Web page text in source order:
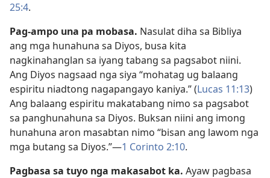
25:4.
Pag-ampo una pa mobasa. Nasulat diha sa Bibliya
ang mga hunahuna sa Diyos, busa kita
nagkinahanglan sa iyang tabang sa pagsabot niini.
Ang Diyos nagsaad nga siya “mohatag ug balaang
espiritu niadtong nagapangayo kaniya.” (Lucas 11:13)
Ang balaang espiritu makatabang nimo sa pagsabot
sa panghunahuna sa Diyos. Buksan niini ang imong
hunahuna aron masabtan nimo “bisan ang lawom nga
mga butang sa Diyos.”​—1 Corinto 2:10.
Pagbasa sa tuyo nga makasabot ka. Ayaw pagbasa